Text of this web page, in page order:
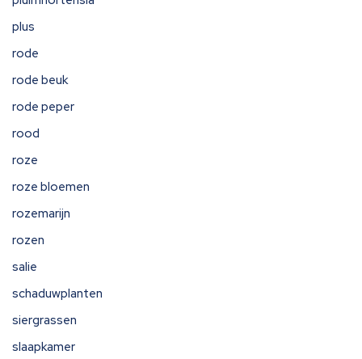
plus
rode
rode beuk
rode peper
rood
roze
roze bloemen
rozemarijn
rozen
salie
schaduwplanten
siergrassen
slaapkamer